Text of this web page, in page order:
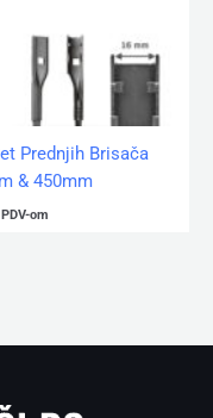
Prednjih Brisača
& 450mm
om